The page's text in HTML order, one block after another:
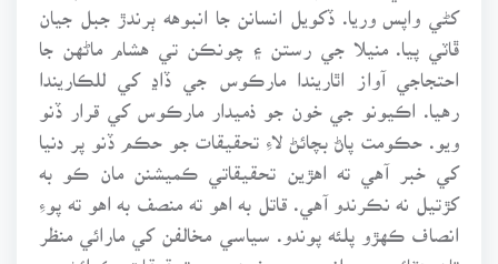
کڻي واپس وريا. ڏکويل انسانن جا انبوهه ٻرندڙ جبل جيان
ڦاٽي پيا. منيلا جي رستن ۽ چونڪن تي هشام ماڻهن جا
احتجاجي آواز اٿاريندا مارڪوس جي ڏاڍ کي للڪاريندا
رهيا. اڪيونو جي خون جو ذميدار مارڪوس کي قرار ڏنو
ويو. حڪومت پاڻ بچائڻ لاءِ تحقيقات جو حڪم ڏنو پر دنيا
کي خبر آهي ته اهڙين تحقيقاتي ڪميشنن مان ڪو به
کڙتيل نه نڪرندو آهي. قاتل به اهو ته منصف به اهو ته پوءِ
انصاف ڪهڙو پلئه پوندو. سياسي مخالفن کي مارائي منظر
تان هٽائي پوءِ انهن جي خون جي تحقيقات ڪرائڻ جو